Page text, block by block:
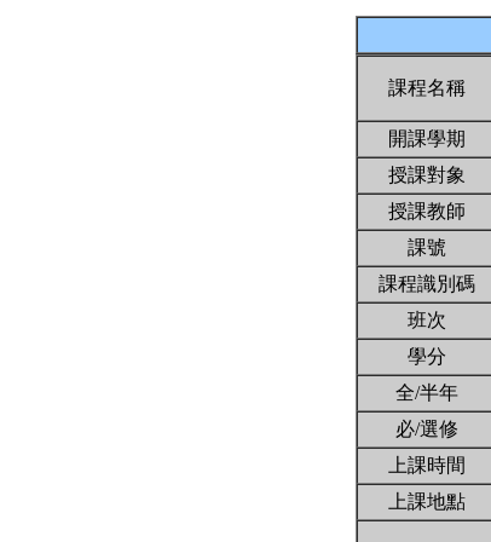
課程名稱
開課學期
授課對象
授課教師
課號
課程識別碼
班次
學分
全/半年
必/選修
上課時間
上課地點